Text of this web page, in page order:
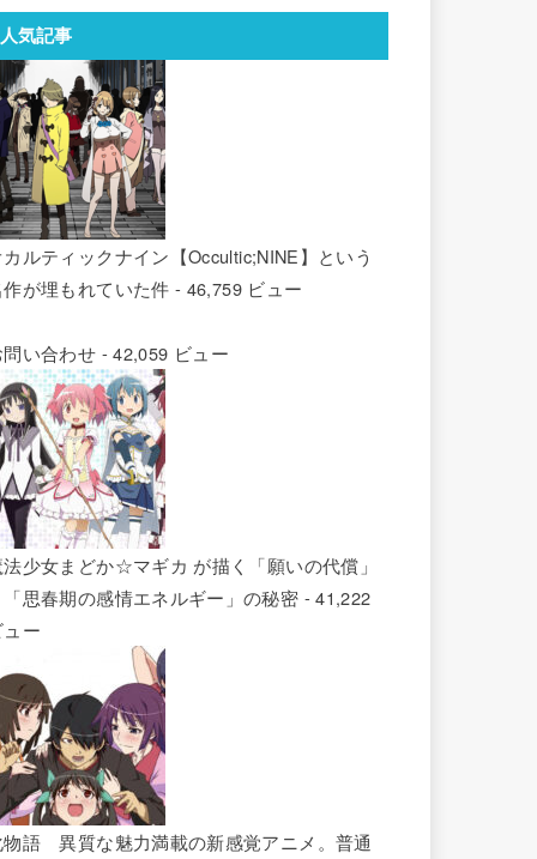
人気記事
ルティックナイン【Occultic;NINE】という
が埋もれていた件 - 46,759 ビュー
い合わせ - 42,059 ビュー
少女まどか☆マギカ が描く「願いの代償」
思春期の感情エネルギー」の秘密 - 41,222
ー
物語 異質な魅力満載の新感覚アニメ。普通